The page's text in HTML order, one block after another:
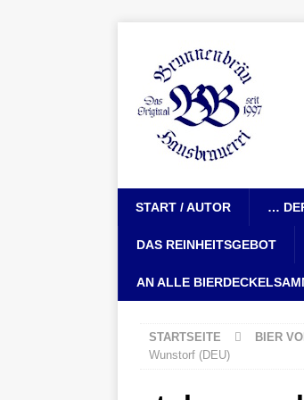
START / AUTOR …
DAS REINHEITSGEBOT
AN ALLE
STARTSEITE BIER
Wunstorf (DEU)